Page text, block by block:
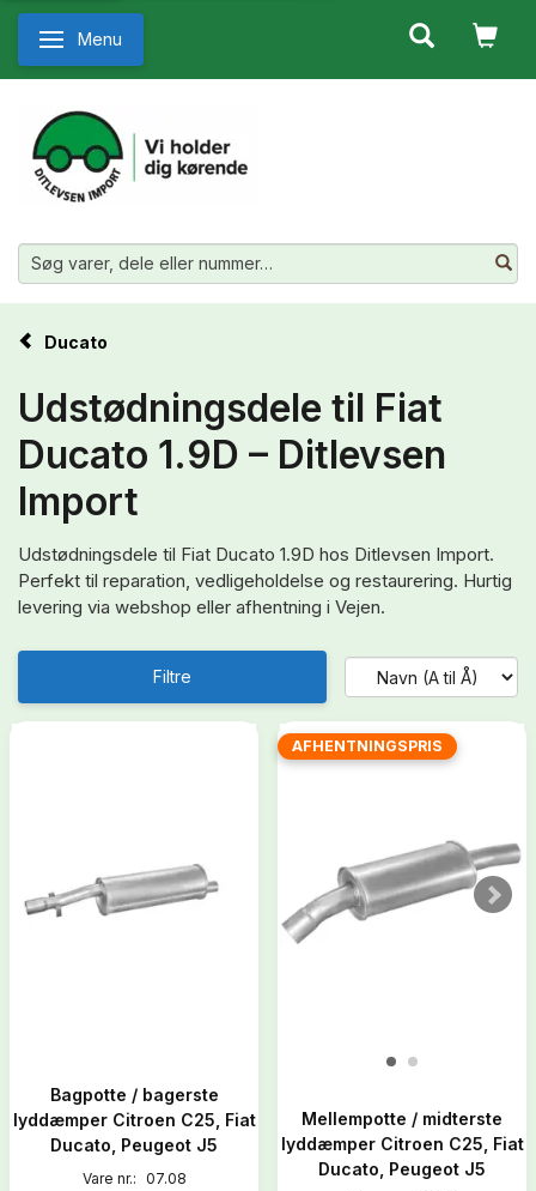
Skifte navigation
Menu
Ducato
Udstødningsdele til Fiat
Ducato 1.9D – Ditlevsen
Import
Udstødningsdele til Fiat Ducato 1.9D hos Ditlevsen Import.
Perfekt til reparation, vedligeholdelse og restaurering. Hurtig
levering via webshop eller afhentning i Vejen.
Filtre
Bagpotte / bagerste
lyddæmper Citroen C25, Fiat
Ducato, Peugeot J5
Vare nr.: 07.08
AFHENTNINGSPRIS
Mellempotte / midterste
lyddæmper Citroen C25, Fiat
Ducato, Peugeot J5